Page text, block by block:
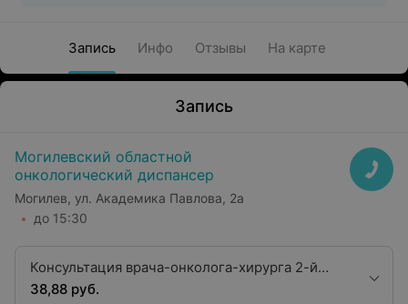
Запись Инфо Отзывы На карте
Запись
Могилевский областной
онкологический диспансер
Могилев, ул. Академика Павлова, 2а
до 15:30
Консультация врача-онколога-хирурга 2-й
квалификационной категории
38,88 руб.